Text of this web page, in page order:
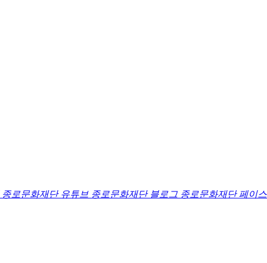
종로문화재단 유튜브 종로문화재단 블로그 종로문화재단 페이